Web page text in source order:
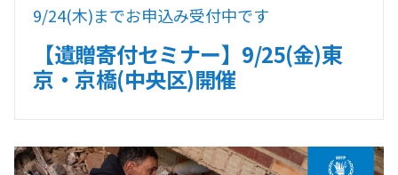
9/24(木)までお申込み受付中です
【遺贈寄付セミナー】9/25(金)東
京・京橋(中央区)開催